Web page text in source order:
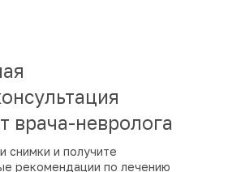
врача-невролога
снимки и получите
рекомендации по лечению